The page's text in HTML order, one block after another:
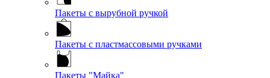
Пакеты с вырубной ручкой
Пакеты с пластмассовыми ручками
Пакеты "Майка"